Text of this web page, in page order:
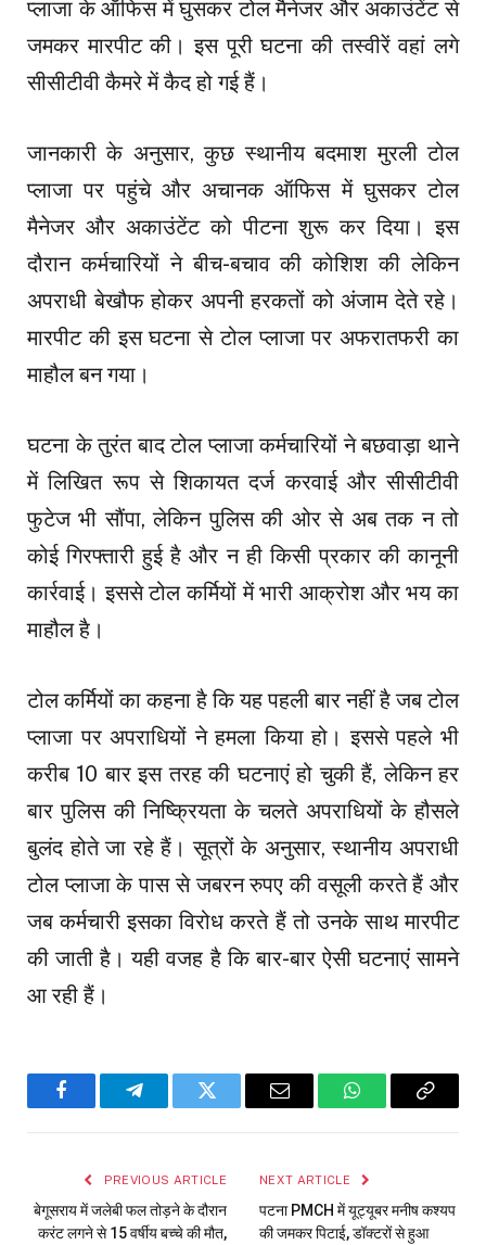
प्लाजा के ऑफिस में घुसकर टोल मैनेजर और अकाउंटेंट से
जमकर मारपीट की। इस पूरी घटना की तस्वीरें वहां लगे
सीसीटीवी कैमरे में कैद हो गई हैं।
जानकारी के अनुसार, कुछ स्थानीय बदमाश मुरली टोल
प्लाजा पर पहुंचे और अचानक ऑफिस में घुसकर टोल
मैनेजर और अकाउंटेंट को पीटना शुरू कर दिया। इस
दौरान कर्मचारियों ने बीच-बचाव की कोशिश की लेकिन
अपराधी बेखौफ होकर अपनी हरकतों को अंजाम देते रहे।
मारपीट की इस घटना से टोल प्लाजा पर अफरातफरी का
माहौल बन गया।
घटना के तुरंत बाद टोल प्लाजा कर्मचारियों ने बछवाड़ा थाने
में लिखित रूप से शिकायत दर्ज करवाई और सीसीटीवी
फुटेज भी सौंपा, लेकिन पुलिस की ओर से अब तक न तो
कोई गिरफ्तारी हुई है और न ही किसी प्रकार की कानूनी
कार्रवाई। इससे टोल कर्मियों में भारी आक्रोश और भय का
माहौल है।
टोल कर्मियों का कहना है कि यह पहली बार नहीं है जब टोल
प्लाजा पर अपराधियों ने हमला किया हो। इससे पहले भी
करीब 10 बार इस तरह की घटनाएं हो चुकी हैं, लेकिन हर
बार पुलिस की निष्क्रियता के चलते अपराधियों के हौसले
बुलंद होते जा रहे हैं। सूत्रों के अनुसार, स्थानीय अपराधी
टोल प्लाजा के पास से जबरन रुपए की वसूली करते हैं और
जब कर्मचारी इसका विरोध करते हैं तो उनके साथ मारपीट
की जाती है। यही वजह है कि बार-बार ऐसी घटनाएं सामने
आ रही हैं।
FacebookTelegramTwitter Email WhatsAppCopy
PREVIOUS ARTICLE
बेगूसराय में जलेबी फल तोड़ने के दौरान
करंट लगने से 15 वर्षीय बच्चे की मौत,
NEXT ARTICLE
पटना PMCH में यूट्यूबर मनीष कश्यप
की जमकर पिटाई, डॉक्टरों से हुआ